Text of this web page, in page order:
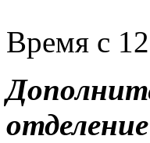
Время с